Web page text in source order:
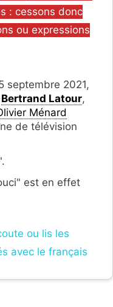
: cessons donc
ou expressions
septembre 2021,
Bertrand Latour,
Ménard
de télévision
est en effet
ou lis les
avec le français